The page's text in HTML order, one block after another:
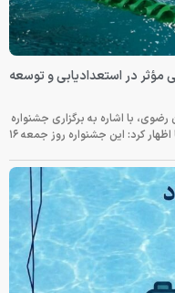
شنای زیر ۱۰ سال گامی مؤثر در استعدادیابی و توسعه
با اشاره به برگزاری جشنواره